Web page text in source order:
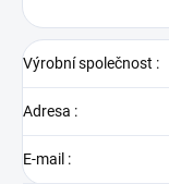
Výrobní společnost :
Adresa :
E-mail :